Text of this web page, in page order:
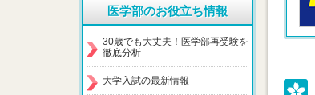
医学部のお役立ち情報
30歳でも大丈夫！医学部再受験を
徹底分析
大学入試の最新情報